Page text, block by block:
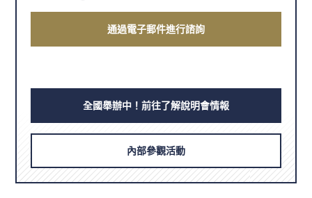
通過電子郵件進行諮詢
全國舉辦中！前往了解說明會情報
內部參觀活動